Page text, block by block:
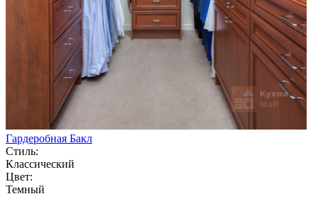
Гардеробная Бакл
Стиль:
Классический
Цвет:
Темный